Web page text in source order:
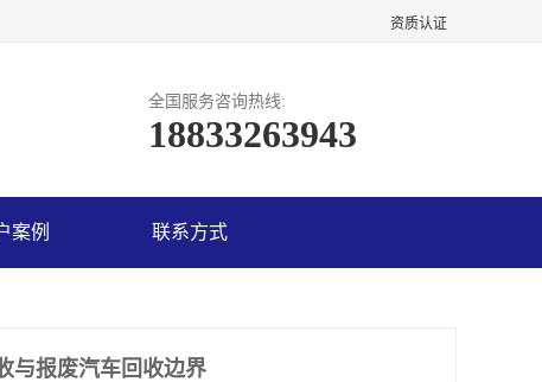
资质认证
全国服务咨询热线:
18833263943
案例 联系方式
与报废汽车回收边界